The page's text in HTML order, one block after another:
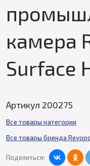
камера
Surface
Артикул 200275
Все товары категории
Все товары бренда
Поделиться: